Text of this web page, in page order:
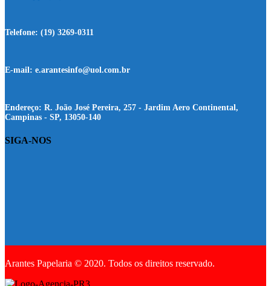
Telefone: (19) 3269-0311
E-mail: e.arantesinfo@uol.com.br
Endereço: R. João José Pereira, 257 - Jardim Aero Continental,
Campinas - SP, 13050-140
SIGA-NOS
Arantes Papelaria © 2020. Todos os direitos reservado.